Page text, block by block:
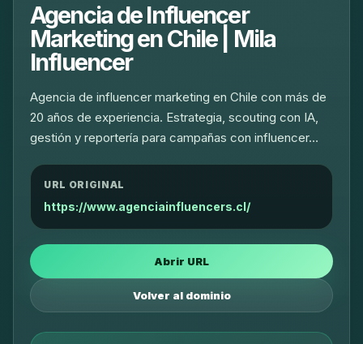
Agencia de Influencer
Marketing en Chile | Mila
Influencer
Agencia de influencer marketing en Chile con más de
20 años de experiencia. Estrategia, scouting con IA,
gestión y reportería para campañas con influencer…
URL ORIGINAL
https://www.agenciainfluencers.cl/
Abrir URL
Volver al dominio